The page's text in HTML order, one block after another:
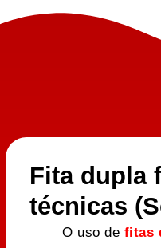
Fita dupla
técnicas
O uso de fitas